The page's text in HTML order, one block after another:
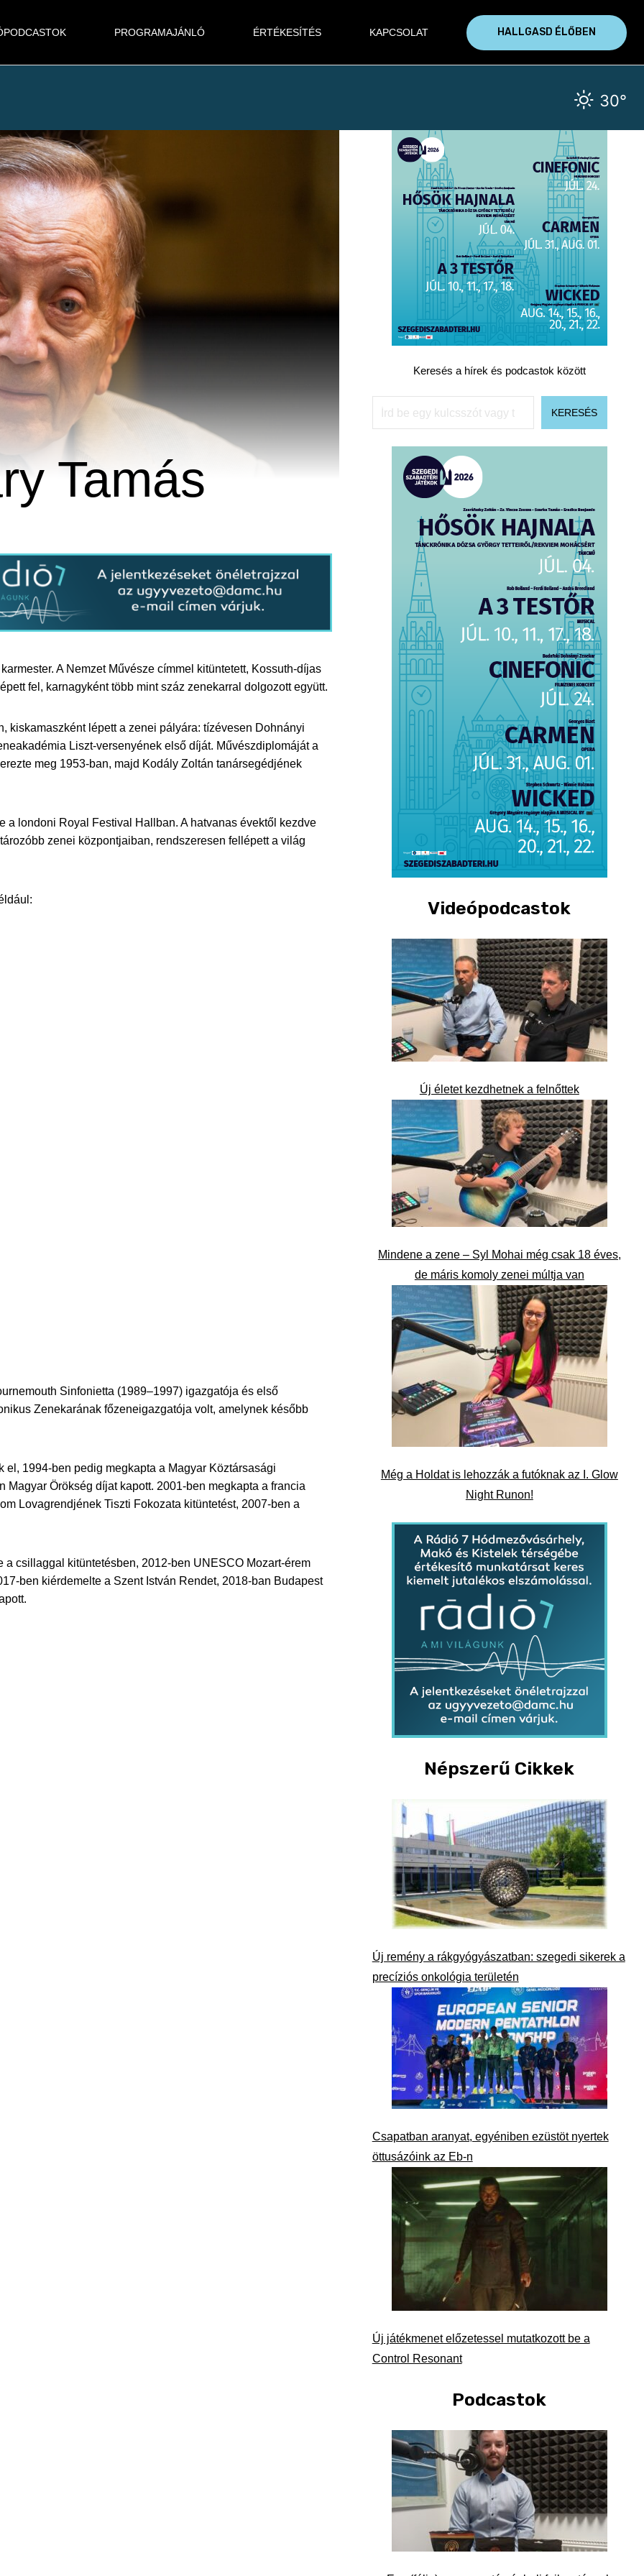
PROGRAMAJÁNLÓ ÉRTÉKESÍTÉS KAPCSOLAT HALLGASD ÉLŐBEN
30°
Tamás
A Nemzet Művésze címmel kitüntetett, Kossuth-díjas
fel, karnagyként több mint száz zenekarral dolgozott együtt.
kiskamaszként lépett a zenei pályára: tízévesen Dohnányi
Liszt-versenyének első díját. Művészdiplomáját a
meg 1953-ban, majd Kodály Zoltán tanársegédjének
a londoni Royal Festival Hallban. A hatvanas évektől kezdve
zenei központjaiban, rendszeresen fellépett a világ
Sinfonietta (1989–1997) igazgatója és első
Zenekarának főzeneigazgatója volt, amelynek később
1994-ben pedig megkapta a Magyar Köztársasági
Örökség díjat kapott. 2001-ben megkapta a francia
Lovagrendjének Tiszti Fokozata kitüntetést, 2007-ben a
csillaggal kitüntetésben, 2012-ben UNESCO Mozart-érem
ben kiérdemelte a Szent István Rendet, 2018-ban Budapest
Keresés a hírek és podcastok között
Keresés
KERESÉS
Videópodcastok
Új életet kezdhetnek a felnőttek
Mindene a zene – Syl Mohai még csak 18 éves,
de máris komoly zenei múltja van
Még a Holdat is lehozzák a futóknak az I. Glow
Night Runon!
Népszerű Cikkek
Új remény a rákgyógyászatban: szegedi sikerek a
precíziós onkológia területén
Csapatban aranyat, egyéniben ezüstöt nyertek
öttusázóink az Eb-n
Új játékmenet előzetessel mutatkozott be a
Control Resonant
Podcastok